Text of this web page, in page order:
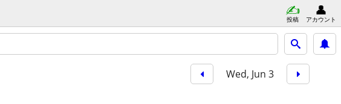
投稿 アカウント
Wed, Jun 3